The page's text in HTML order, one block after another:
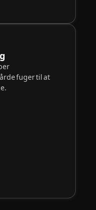
fuger til at